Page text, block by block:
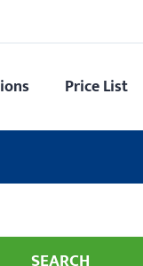
Price List